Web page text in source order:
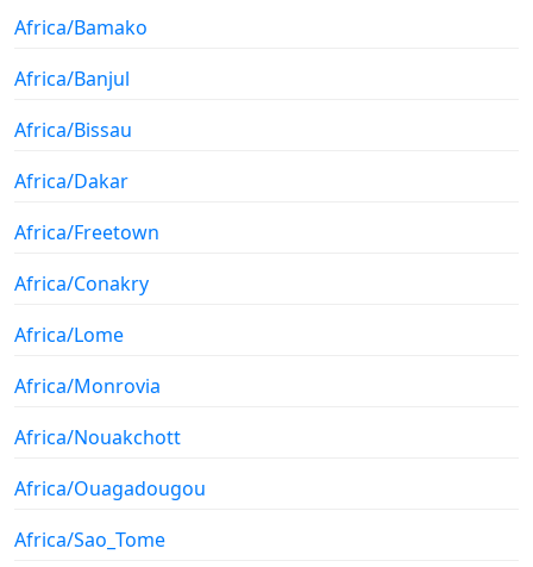
Africa/Bamako
Africa/Banjul
Africa/Bissau
Africa/Dakar
Africa/Freetown
Africa/Conakry
Africa/Lome
Africa/Monrovia
Africa/Nouakchott
Africa/Ouagadougou
Africa/Sao_Tome